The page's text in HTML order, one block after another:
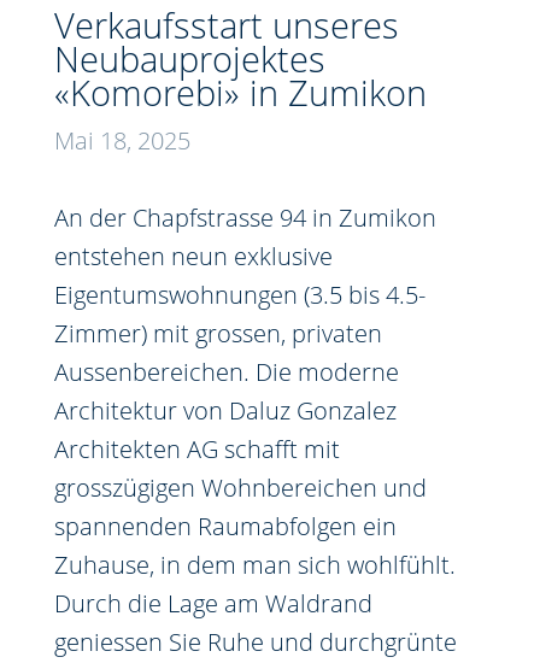
Verkaufsstart unseres
Neubauprojektes
«Komorebi» in Zumikon
Mai 18, 2025
An der Chapfstrasse 94 in Zumikon
entstehen neun exklusive
Eigentumswohnungen (3.5 bis 4.5-
Zimmer) mit grossen, privaten
Aussenbereichen. Die moderne
Architektur von Daluz Gonzalez
Architekten AG schafft mit
grosszügigen Wohnbereichen und
spannenden Raumabfolgen ein
Zuhause, in dem man sich wohlfühlt.
Durch die Lage am Waldrand
geniessen Sie Ruhe und durchgrünte